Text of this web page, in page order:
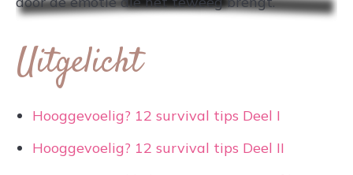
Uitgelicht
Hooggevoelig? 12 survival tips Deel I
Hooggevoelig? 12 survival tips Deel II